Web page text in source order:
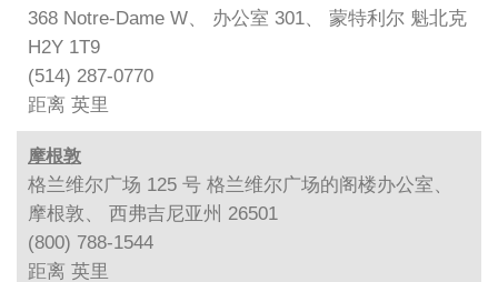
368 Notre-Dame W、 办公室 301、 蒙特利尔 魁北克
H2Y 1T9
(514) 287-0770
距离 英里
摩根敦
格兰维尔广场 125 号 格兰维尔广场的阁楼办公室、
摩根敦、 西弗吉尼亚州 26501
(800) 788-1544
距离 英里